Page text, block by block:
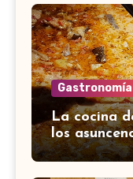
Gastronomía
La cocina
los